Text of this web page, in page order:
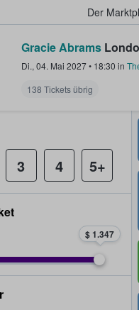
Der
StubHub - Wo
Gracie Abrams
Di., 04. Mai 2027• 18:30 in
138 Tickets übrig
3 4 5+
$ 1.347